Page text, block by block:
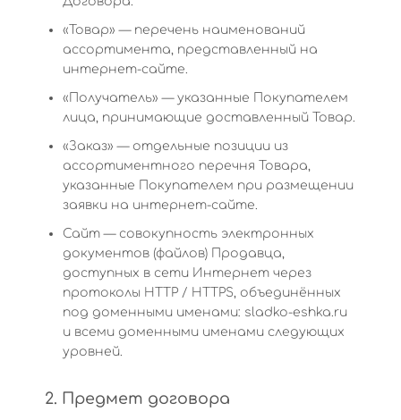
«Товар» — перечень наименований
ассортимента, представленный на
интернет-сайте.
«Получатель» — указанные Покупателем
лица, принимающие доставленный Товар.
«Заказ» — отдельные позиции из
ассортиментного перечня Товара,
указанные Покупателем при размещении
заявки на интернет-сайте.
Сайт — совокупность электронных
документов (файлов) Продавца,
доступных в сети Интернет через
протоколы HTTP / HTTPS, объединённых
под доменными именами: sladko-eshka.ru
и всеми доменными именами следующих
уровней.
2. Предмет договора